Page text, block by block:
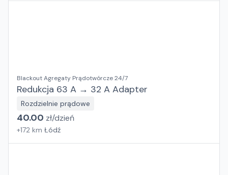
Blackout Agregaty Prądotwórcze 24/7
Redukcja 63 A → 32 A Adapter
Rozdzielnie prądowe
40.00 zł/dzień
+172 km Łódź